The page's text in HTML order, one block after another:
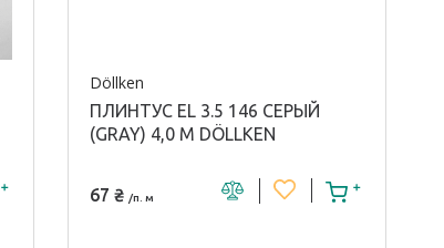
Döllken
ПЛИНТУС EL 3.5 146 СЕРЫЙ
(GRAY) 4,0 М DÖLLKEN
67 ₴ /п. м